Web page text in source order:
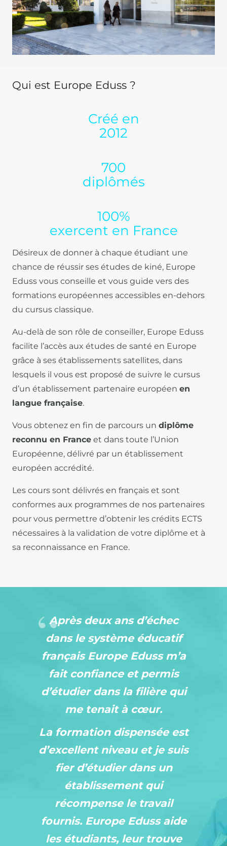
Qui est Europe Eduss ?
Créé en
2012
700
diplômés
100%
exercent en France
Désireux de donner à chaque étudiant une
chance de réussir ses études de kiné, Europe
Eduss vous conseille et vous guide vers des
formations européennes accessibles en-dehors
du cursus classique.
Au-delà de son rôle de conseiller, Europe Eduss
facilite l’accès aux études de santé en Europe
grâce à ses établissements satellites, dans
lesquels il vous est proposé de suivre le cursus
d’un établissement partenaire européen en
langue française.
Vous obtenez en fin de parcours un diplôme
reconnu en France et dans toute l’Union
Européenne, délivré par un établissement
européen accrédité.
Les cours sont délivrés en français et sont
conformes aux programmes de nos partenaires
pour vous permettre d’obtenir les crédits ECTS
nécessaires à la validation de votre diplôme et à
sa reconnaissance en France.
Après deux ans d’échec
dans le système éducatif
français Europe Eduss m’a
fait confiance et permis
d’étudier dans la filière qui
me tenait à cœur.
La formation dispensée est
d’excellent niveau et je suis
fier d’étudier dans un
établissement qui
récompense le travail
fournis. Europe Eduss aide
les étudiants, leur trouve